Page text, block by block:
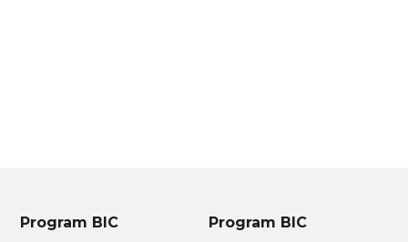
Program BIC Program BIC